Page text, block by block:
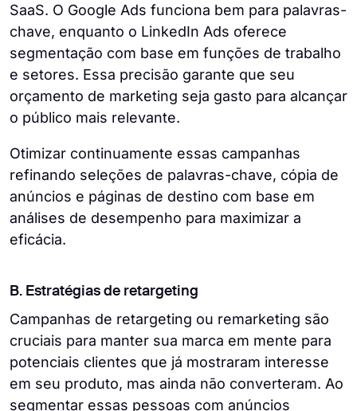
SaaS. O Google Ads funciona bem para palavras-
chave, enquanto o LinkedIn Ads oferece
segmentação com base em funções de trabalho
e setores. Essa precisão garante que seu
orçamento de marketing seja gasto para alcançar
o público mais relevante.
Otimizar continuamente essas campanhas
refinando seleções de palavras-chave, cópia de
anúncios e páginas de destino com base em
análises de desempenho para maximizar a
eficácia.
B. Estratégias de retargeting
Campanhas de retargeting ou remarketing são
cruciais para manter sua marca em mente para
potenciais clientes que já mostraram interesse
em seu produto, mas ainda não converteram. Ao
segmentar essas pessoas com anúncios